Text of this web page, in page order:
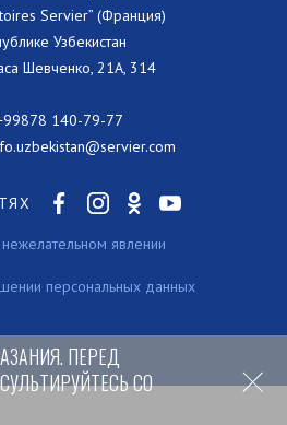
Servier” (Франция)
Узбекистан
Шевченко, 21А, 314
140-79-77
явлении
персональных данных
ПЕРЕД
СО